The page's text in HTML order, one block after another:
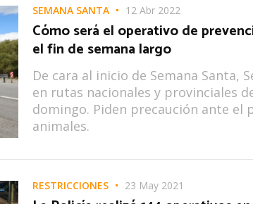
SEMANA SANTA 12 Abr 2022
Cómo será el operativo de
el fin de semana largo
De cara al inicio de Semana Santa,
en rutas nacionales y provinciales
domingo. Piden precaución ante el
animales.
RESTRICCIONES 23 May 2021